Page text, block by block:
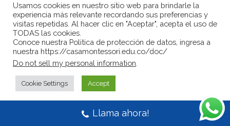
Usamos cookies en nuestro sitio web para brindarle la
experiencia más relevante recordando sus preferencias y
visitas repetidas. Al hacer clic en "Aceptar", acepta el uso de
TODAS las cookies.
Conoce nuestra Politica de protección de datos, ingresa a
nuestra https://casamontessori.edu.co/doc/
Do not sell my personal information
Cookie Settings Accept
Llama ahora!